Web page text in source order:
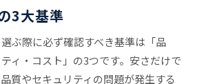
3大基準
ぶ際に必ず確認すべき基準は「品
ィ・コスト」の3つです。安さだけで
質やセキュリティの問題が発生する